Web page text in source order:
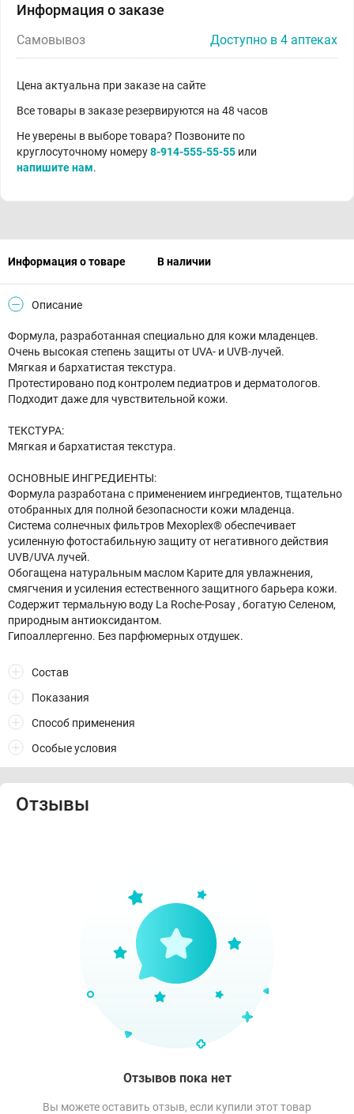
Информация о заказе
Самовывоз Доступно в 4 аптеках
Цена актуальна при заказе на сайте
Все товары в заказе резервируются на 48 часов
Не уверены в выборе товара? Позвоните по
круглосуточному номеру8-914-555-55-55 или
напишите нам.
Информация о товаре В наличии
Описание
Формула, разработанная специально для кожи младенцев.
Очень высокая степень защиты от UVA- и UVB-лучей.
Мягкая и бархатистая текстура.
Протестировано под контролем педиатров и дерматологов.
Подходит даже для чувствительной кожи.
ТЕКСТУРА:
Мягкая и бархатистая текстура.
ОСНОВНЫЕ ИНГРЕДИЕНТЫ:
Формула разработана с применением ингредиентов, тщательно
отобранных для полной безопасности кожи младенца.
Система солнечных фильтров Mexoplex® обеспечивает
усиленную фотостабильную защиту от негативного действия
UVB/UVA лучей.
Обогащена натуральным маслом Карите для увлажнения,
смягчения и усиления естественного защитного барьера кожи.
Содержит термальную воду La Roche-Posay , богатую Селеном,
природным антиоксидантом.
Гипоаллергенно. Без парфюмерных отдушек.
Состав
Показания
Способ применения
Особые условия
Отзывы
Отзывов пока нет
Вы можете оставить отзыв, если купили этот товар